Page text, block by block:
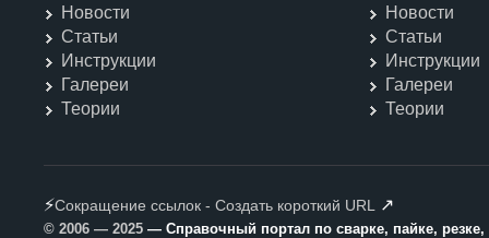
Новости
Статьи
Инструкции
Галереи
Теории
Новости
Статьи
Инструкции
Галереи
Теории
⚡Сокращение ссылок - Создать короткий URL ↗
© 2006 — 2025 — Справочный портал по сварке, пайке,